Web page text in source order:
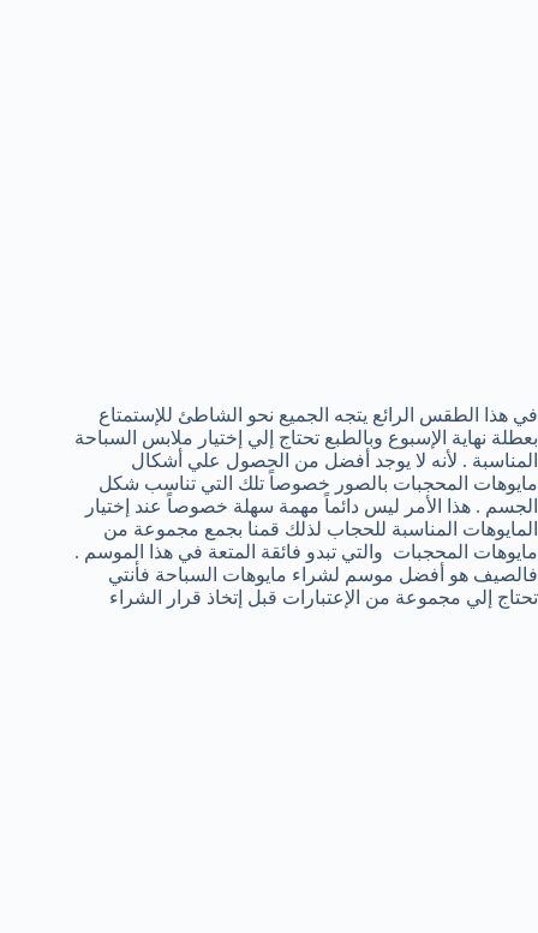
في هذا الطقس الرائع يتجه الجميع نحو الشاطئ للإستمتاع
بعطلة نهاية الإسبوع وبالطبع تحتاج إلي إختيار ملابس السباحة
المناسبة . لأنه لا يوجد أفضل من الحصول علي أشكال
مايوهات المحجبات بالصور خصوصاً تلك التي تناسب شكل
الجسم . هذا الأمر ليس دائماً مهمة سهلة خصوصاً عند إختيار
المايوهات المناسبة للحجاب لذلك قمنا بجمع مجموعة من
مايوهات المحجبات والتي تبدو فائقة المتعة في هذا الموسم .
فالصيف هو أفضل موسم لشراء مايوهات السباحة فأنتي
تحتاج إلي مجموعة من الإعتبارات قبل إتخاذ قرار الشراء